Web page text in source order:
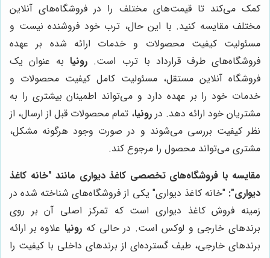
کمک می‌کند تا قیمت‌های مختلف را در فروشگاه‌های آنلاین
مختلف مقایسه کنید. با این حال، ترب خود فروشنده نیست و
مسئولیت کیفیت محصولات و خدمات ارائه شده بر عهده
فروشگاه‌های طرف قرارداد با ترب است. رونیابه عنوان یک
فروشگاه آنلاین مستقل، مسئولیت کامل کیفیت محصولات و
خدمات خود را بر عهده دارد و می‌تواند اطمینان بیشتری را به
مشتریان خود ارائه دهد. در رونیا، تمام محصولات قبل از ارسال، از
نظر کیفیت بررسی می‌شوند و در صورت وجود هرگونه مشکل،
مشتری می‌تواند محصول را مرجوع کند.
مقایسه با فروشگاه‌های تخصصی کاغذ دیواری مانند "خانه کاغذ
دیواری": "خانه کاغذ دیواری" یکی از فروشگاه‌های شناخته شده در
زمینه فروش کاغذ دیواری است که تمرکز اصلی آن بر روی
برندهای خارجی و لوکس است. در حالی که رونیاعلاوه بر ارائه
برندهای خارجی، طیف گسترده‌ای از برندهای داخلی با کیفیت را